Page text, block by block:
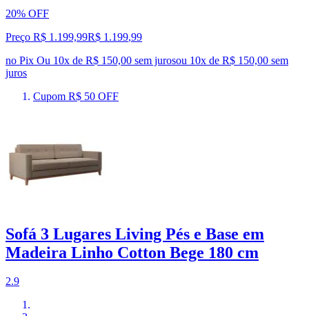
20% OFF
Preço R$ 1.199,99R$ 1.199,99
no Pix Ou 10x de R$ 150,00 sem jurosou 10x de R$ 150,00 sem
juros
Cupom R$ 50 OFF
Sofá 3 Lugares Living Pés e Base em
Madeira Linho Cotton Bege 180 cm
2.9